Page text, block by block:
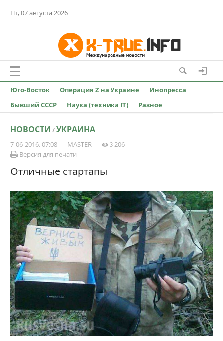
Пт, 07 августа 2026
Юго-Восток Операция Z на Украине
Инопресса
Бывший СССР
Наука (техника IT) Разное
НОВОСТИ /УКРАИНА
7-06-2016, 07:08 MASTER
3 206
Версия для печати
Отличные стартапы